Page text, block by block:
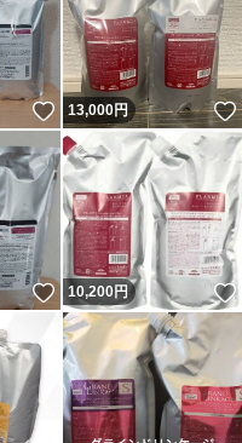
いいね！
13,000円
いいね！
10,200円